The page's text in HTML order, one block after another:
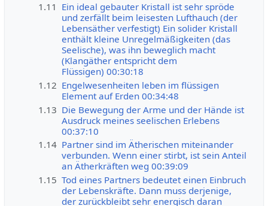
1.11 Ein ideal gebauter Kristall ist sehr spröde
und zerfällt beim leisesten Lufthauch (der
Lebensäther verfestigt) Ein solider Kristall
enthält kleine Unregelmäßigkeiten (das
Seelische), was ihn beweglich macht
(Klangäther entspricht dem
Flüssigen) 00:30:18
1.12 Engelwesenheiten leben im flüssigen
Element auf Erden 00:34:48
1.13 Die Bewegung der Arme und der Hände ist
Ausdruck meines seelischen Erlebens
00:37:10
1.14 Partner sind im Ätherischen miteinander
verbunden. Wenn einer stirbt, ist sein Anteil
an Ätherkräften weg 00:39:09
1.15 Tod eines Partners bedeutet einen Einbruch
der Lebenskräfte. Dann muss derjenige,
der zurückbleibt sehr energisch daran